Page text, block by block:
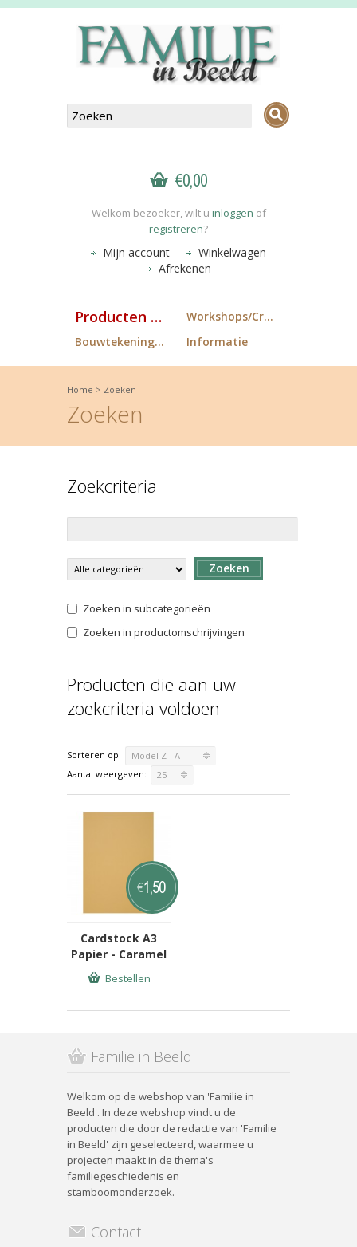
€0,00
Welkom bezoeker, wilt u inloggen of
registreren?
Mijn account
Winkelwagen
Afrekenen
Producten FiB
Workshops/Cropdagen
Bouwtekeningen
Informatie
Home > Zoeken
Zoeken
Zoekcriteria
Zoeken
Zoeken in subcategorieën
Zoeken in productomschrijvingen
Producten die aan uw
zoekcriteria voldoen
Sorteren op:
Model Z - A
Aantal weergeven:
25
Cardstock A3
Papier - Caramel
€1,50
Bestellen
Familie in Beeld
Welkom op de webshop van 'Familie in
Beeld'. In deze webshop vindt u de
producten die door de redactie van 'Familie
in Beeld' zijn geselecteerd, waarmee u
projecten maakt in de thema's
familiegeschiedenis en
stamboomonderzoek.
Contact